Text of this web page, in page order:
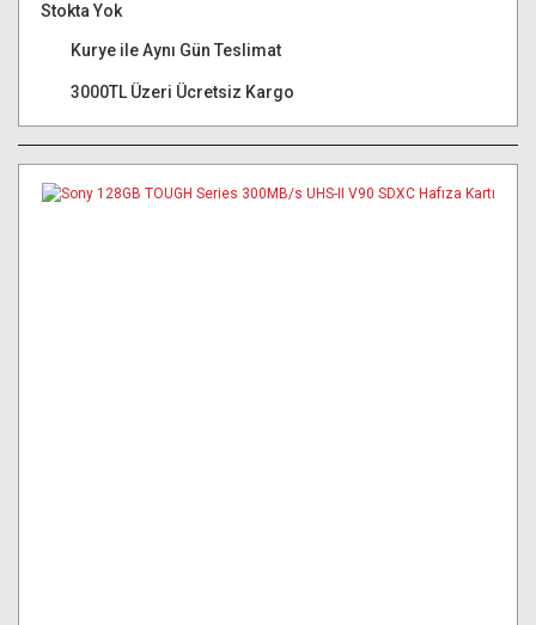
Stokta Yok
Kurye ile Aynı Gün Teslimat
3000TL Üzeri Ücretsiz Kargo